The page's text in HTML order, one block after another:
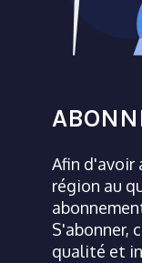
Afin d'avoir
région au
S'abonner,
qualité et